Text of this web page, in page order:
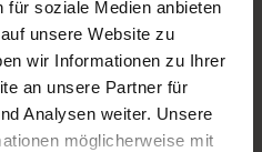
für soziale Medien anbieten
unsere Website zu
wir Informationen zu Ihrer
an unsere Partner für
Analysen weiter. Unsere
möglicherweise mit